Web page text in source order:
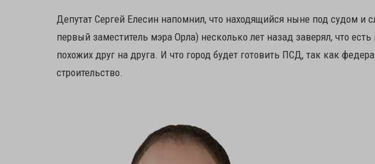
Депутат Сергей Елесин напомнил, что находящийся ныне под судом
первый заместитель мэра Орла) несколько лет назад заверял, что
похожих друг на друга. И что город будет готовить ПСД, так как
строительство.